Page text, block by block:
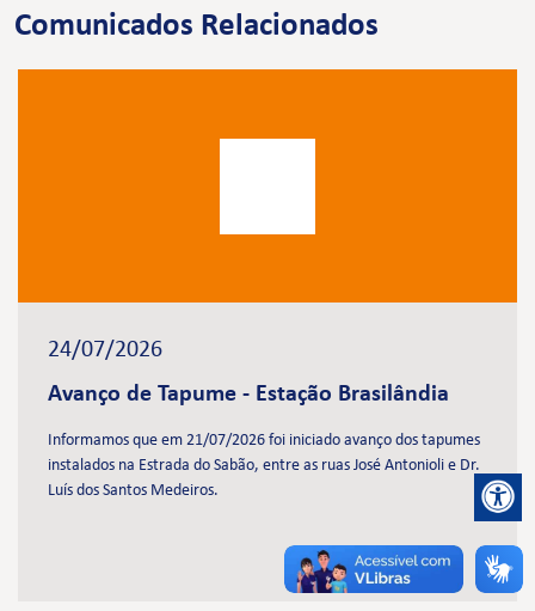
Comunicados Relacionados
24/07/2026
Avanço de Tapume - Estação Brasilândia
Informamos que em 21/07/2026 foi iniciado avanço dos tapumes
instalados na Estrada do Sabão, entre as ruas José Antonioli e Dr.
Luís dos Santos Medeiros.